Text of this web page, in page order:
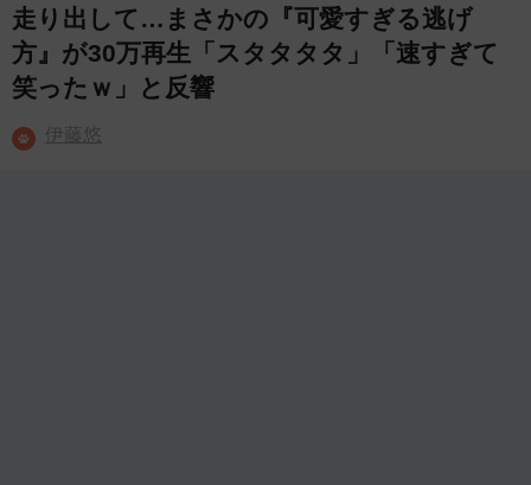
走り出して…まさかの『可愛すぎる逃げ
方』が30万再生「スタタタタ」「速すぎて
笑ったｗ」と反響
伊藤悠